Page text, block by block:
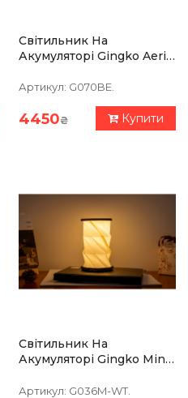
Світильник На
Акумуляторі Gingko Aeris,
Артикул: G070BE.
4450₴ Купити
Світильник На
Акумуляторі Gingko Mini
Артикул: G036M-WT.